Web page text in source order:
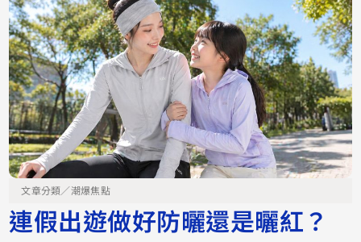
文章分類／潮爆焦點
連假出遊做好防曬還是曬紅？